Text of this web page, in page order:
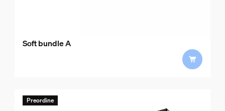
Soft bundle A
Preordine